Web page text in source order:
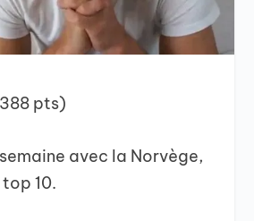
pts)
avec la Norvège,
10.